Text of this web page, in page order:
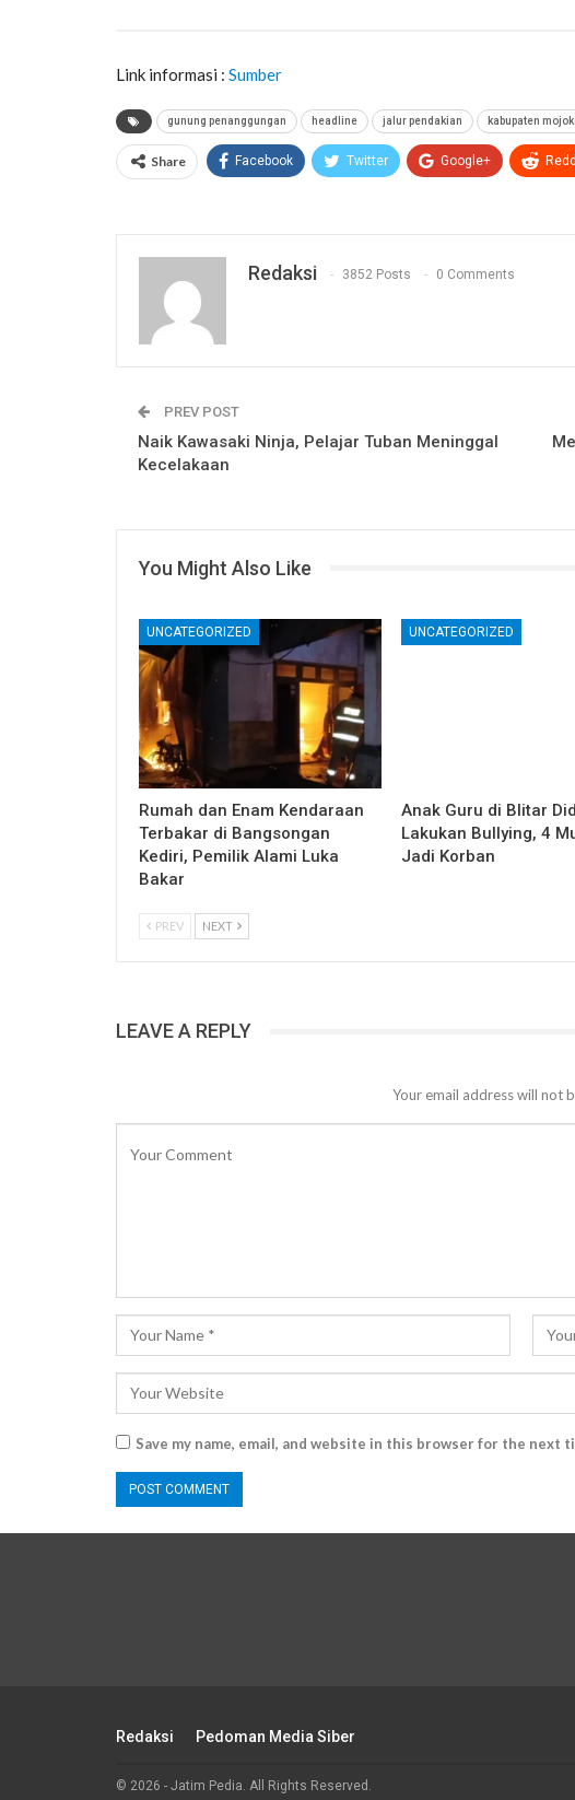
Link informasi : Sumber
gunung penanggungan headline jalur pendakian kabupaten
Share Facebook Twitter Google+
Redaksi 3852 Posts 0 Comments
PREV POST
Naik Kawasaki Ninja, Pelajar Tuban Meninggal
Kecelakaan
You Might Also Like
UNCATEGORIZED
Rumah dan Enam Kendaraan
Terbakar di Bangsongan
Kediri, Pemilik Alami Luka
Bakar
UNCATEGORIZED
Anak Guru di Blitar
Lakukan Bullying, 4
Jadi Korban
PREV NEXT
LEAVE A REPLY
Your email address will not
Save my name, email, and website in this browser for the next
Redaksi Pedoman Media Siber
© 2026 - Jatim Pedia. All Rights Reserved.